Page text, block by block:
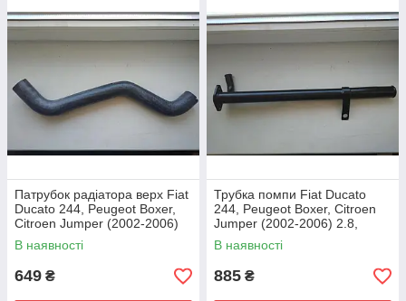
Патрубок радіатора верх Fiat
Ducato 244, Peugeot Boxer,
Citroen Jumper (2002-2006)
2.8, 1302461080, 1317A5,
Fast, Італія
В наявності
649 ₴
Трубка помпи Fiat Ducato
244, Peugeot Boxer, Citroen
Jumper (2002-2006) 2.8,
98472292, 120517, 120519,
Triclo, Іспанія
В наявності
885 ₴